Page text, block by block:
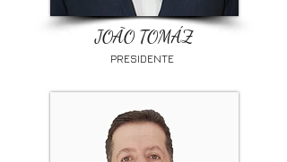
JOÃO TOMÁZ
PRESIDENTE